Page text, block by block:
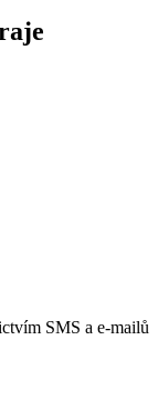
SMS a e-mailů